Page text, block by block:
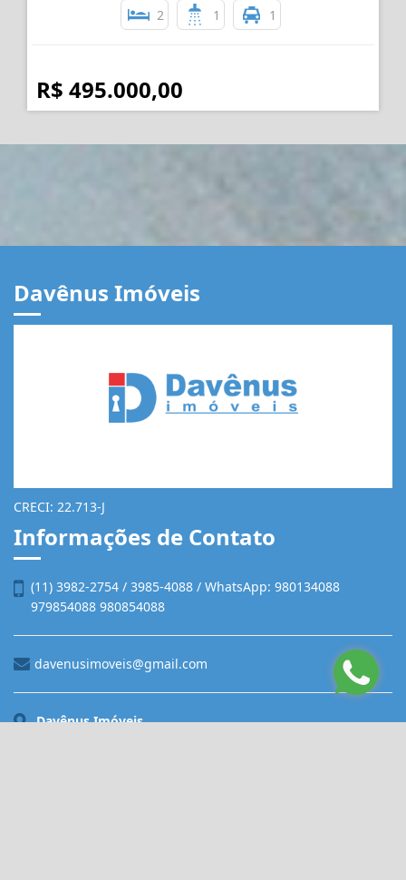
2 1 1
R$ 495.000,00
Davênus Imóveis
CRECI: 22.713-J
Informações de Contato
(11) 3982-2754 / 3985-4088 / WhatsApp: 980134088
979854088 980854088
davenusimoveis@gmail.com
Davênus Imóveis